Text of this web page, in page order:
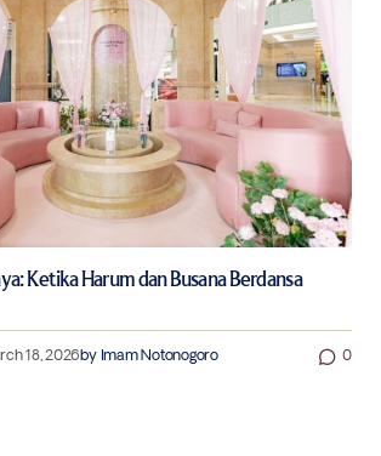
Ketika Harum dan Busana Berdansa
18, 2026by Imam Notonogoro 0